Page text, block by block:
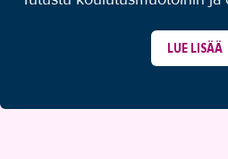
LUE LISÄÄ